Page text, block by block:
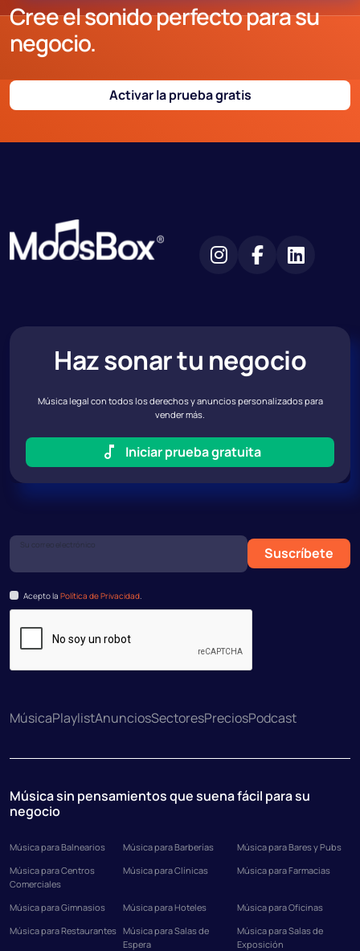
Cree el sonido perfecto para su
negocio.
Activar la prueba gratis
Haz sonar tu negocio
Música legal con todos los derechos y anuncios personalizados para
vender más.
Iniciar prueba gratuita
Su correo electrónico
Suscríbete
Acepto la Política de Privacidad.
MúsicaPlaylistAnunciosSectoresPreciosPodcast
Música sin pensamientos que suena fácil para su
negocio
Música para Balnearios Música para Barberías
Música para Bares y Pubs
Música para Centros
Comerciales
Música para Clínicas Música para Farmacias
Música para Gimnasios Música para Hoteles
Música para Oficinas
Música para Restaurantes Música para Salas de
Espera
Música para Salas de
Exposición